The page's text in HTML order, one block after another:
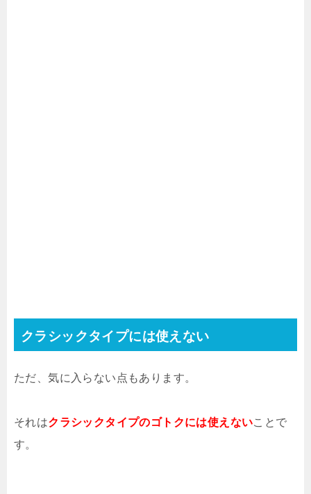
クラシックタイプには使えない
ただ、気に入らない点もあります。
それはクラシックタイプのゴトクには使えないことで
す。